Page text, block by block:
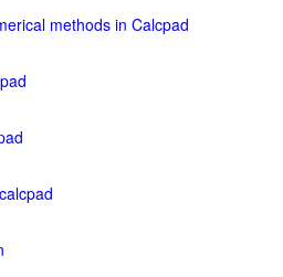
methods in Calcpad